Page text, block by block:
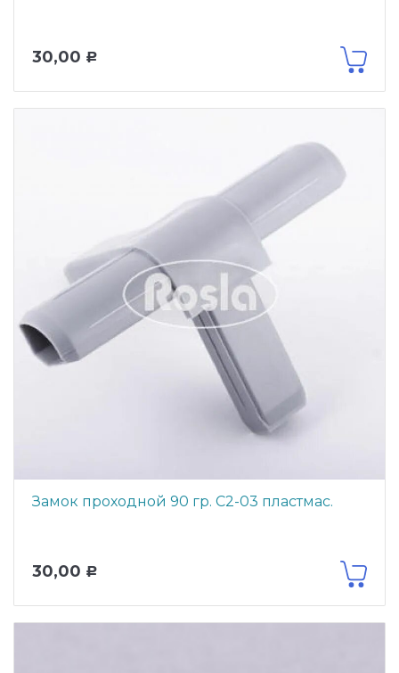
30,00 Р
Замок проходной 90 гр. С2-03 пластмас.
30,00 Р